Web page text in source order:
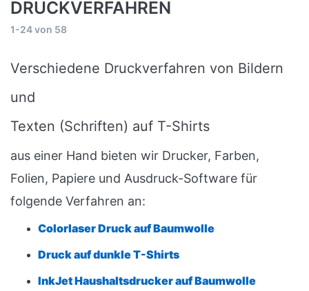
DRUCKVERFAHREN
1-24von 58
Verschiedene Druckverfahren von Bildern
und
Texten (Schriften) auf T-Shirts
aus einer Hand bieten wir Drucker, Farben,
Folien, Papiere und Ausdruck-Software für
folgende Verfahren an:
Colorlaser Druck auf Baumwolle
Druck auf dunkle T-Shirts
InkJet Haushaltsdrucker auf Baumwolle